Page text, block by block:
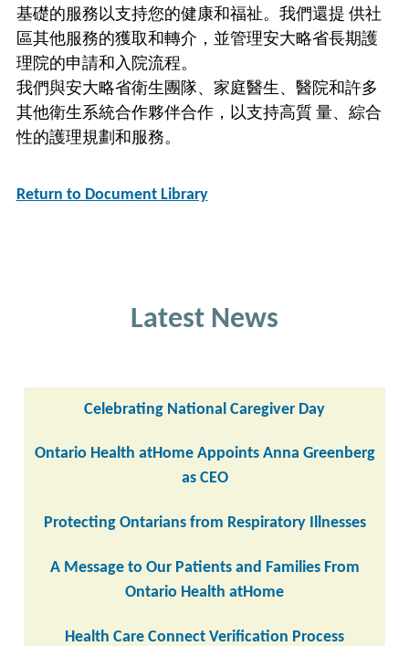
基礎的服務以支持您的健康和福祉。我們還提 供社
區其他服務的獲取和轉介，並管理安大略省長期護
理院的申請和入院流程。
我們與安大略省衛生團隊、家庭醫生、醫院和許多
其他衛生系統合作夥伴合作，以支持高質 量、綜合
性的護理規劃和服務。
Return to Document Library
Latest News
Celebrating National Caregiver Day
Ontario Health atHome Appoints Anna Greenberg
as CEO
Protecting Ontarians from Respiratory Illnesses
A Message to Our Patients and Families From
Ontario Health atHome
Health Care Connect Verification Process